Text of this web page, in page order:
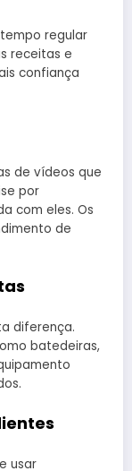
regular
receitas e
confiança
de vídeos que
por
com eles. Os
de
diferença.
batedeiras,
usar